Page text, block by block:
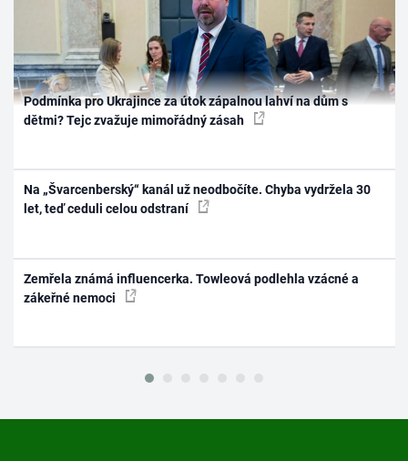
Podmínka pro Ukrajince za útok zápalnou lahví na dům s
dětmi? Tejc zvažuje mimořádný zásah
Na „Švarcenberský“ kanál už neodbočíte. Chyba vydržela 30
let, teď ceduli celou odstraní
Zemřela známá influencerka. Towleová podlehla vzácné a
zákeřné nemoci